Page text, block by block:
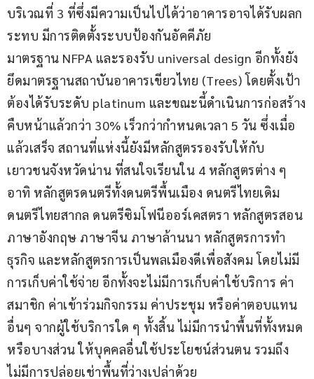
บริเวณที่ 3 ที่ซึ่งมีความเป็นไปได้ว่าอาคารอาจได้รับผลก
ระทบ มีการติดตั้งระบบป้องกันอัคคีภัย
มาตรฐาน NFPA และรองรับ universal design อีกทั้งยัง
ยึดมาตรฐานสถาบันอาคารเขียวไทย (Trees) โดยตั้งเป้า
ต้องได้รับระดับ platinum และขณะนี้ดำเนินการก่อสร้าง
คืบหน้าแล้วกว่า 30% เร็วกว่ากำหนดเวลา 5 วัน ซึ่งเมื่อ
แล้วเสร็จ สถานที่แห่งนี้ยังมีหลักสูตรรองรับให้กับ
เยาวชนจังหวัดน่าน ที่สนใจเรียนใน 4 หลักสูตรต่าง ๆ
อาทิ หลักสูตรดนตรีทั้งดนตรีพื้นเมือง ดนตรีไทยเดิม
ดนตรีไทยสากล ดนตรีซิมโฟนีออร์เคสตรา หลักสูตรสอน
ภาษาอังกฤษ ภาษาจีน ภาษาล้านนา หลักสูตรการทำ
ธุรกิจ และหลักสูตรการเป็นพลเมืองดีเพื่อสังคม โดยไม่มี
การเก็บค่าใช้จ่าย อีกทั้งจะไม่มีการเก็บค่าใช้บริการ ค่า
สมาชิก ค่าเข้าร่วมกิจกรรม ค่าประชุม หรือค่าตอบแทน
อื่นๆ จากผู้ใช้บริการใด ๆ ทั้งสิ้น ไม่มีการนำพื้นที่ทั้งหมด
หรือบางส่วน ให้บุคคลอื่นใช้ประโยชน์ส่วนตน รวมถึง
ไม่มีการปล่อยเช่าพื้นที่ว่างเปล่าด้วย